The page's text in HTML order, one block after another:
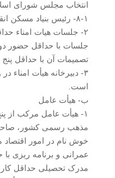
انتخاب مجلس شورای
۸-۱- رئیس بنیاد مسکن انقلاب اسلامی
۲- جلسات هیات امناء
جلسات با حداقل حضور
تصمیمات آن با حداقل پنج
۳- دبیرخانه هیأت
است.
ب- هیأت عامل
۱- هیأت عامل مرکب از
مذهب رسمی کشور، صاحب
خوش نام در امور
عمرانی و برنامه ریزی
مدرک تحصیلی حداقل